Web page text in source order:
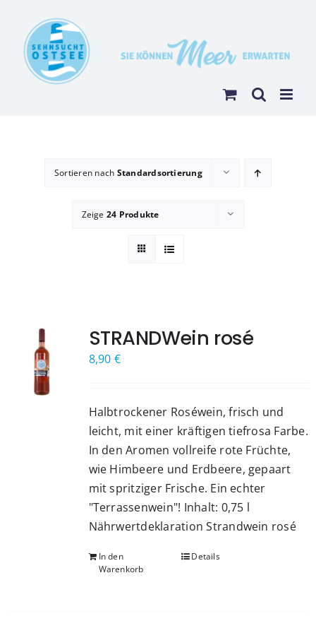
Inhalt
springen
Sortieren nach Standardsortierung
Zeige 24 Produkte
STRANDWein rosé
8,90 €
Halbtrockener Roséwein, frisch und
leicht, mit einer kräftigen tiefrosa Farbe.
In den Aromen vollreife rote Früchte,
wie Himbeere und Erdbeere, gepaart
mit spritziger Frische. Ein echter
"Terrassenwein"! Inhalt: 0,75 l
Nährwertdeklaration Strandwein rosé
In den
Warenkorb
Details